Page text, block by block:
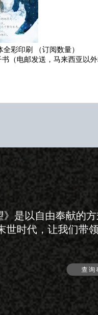
是以自由奉献的
世时代，让我们带
查询